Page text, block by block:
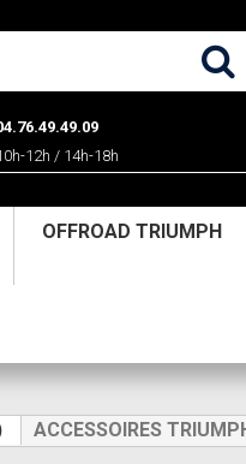
12h / 14h-18h
OFFROAD TRIUMPH
ACCESSOIRES